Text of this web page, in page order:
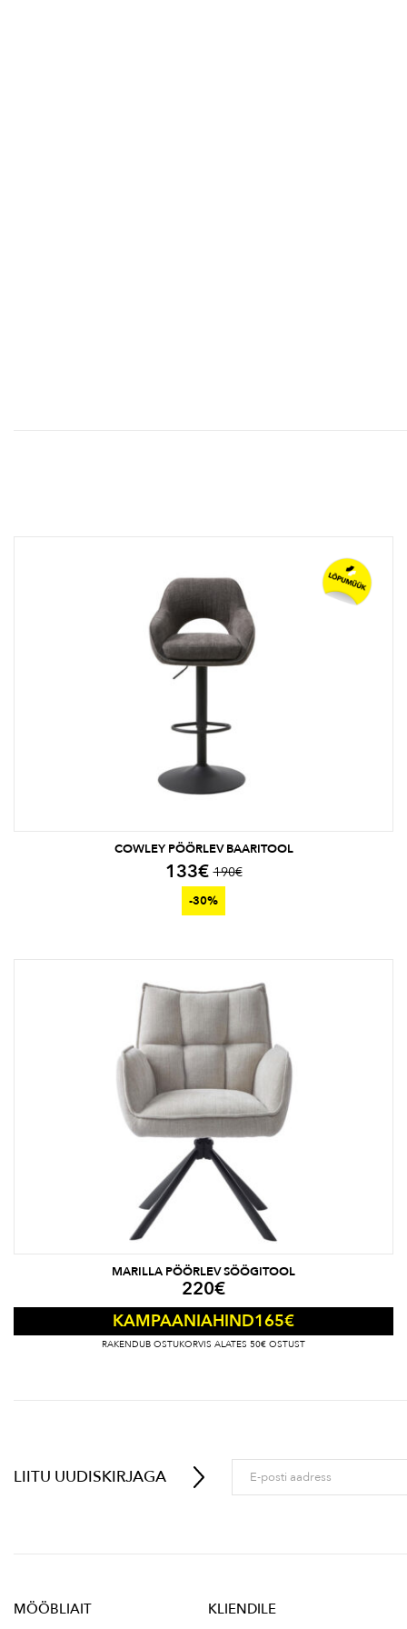
COWLEY PÖÖRLEV BAARITOOL
190€
133€
-30%
MARILLA PÖÖRLEV SÖÖGITOOL
220€
KAMPAANIAHIND165€
RAKENDUB OSTUKORVIS ALATES 50€ OSTUST
LIITU UUDISKIRJAGA
MÖÖBLIAIT KLIENDILE